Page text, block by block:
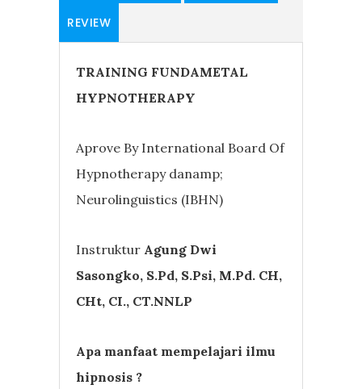
REVIEW
TRAINING FUNDAMETAL
HYPNOTHERAPY
Aprove By International Board Of
Hypnotherapy danamp;
Neurolinguistics (IBHN)
Instruktur Agung Dwi
Sasongko, S.Pd, S.Psi, M.Pd. CH,
CHt, CI., CT.NNLP
Apa manfaat mempelajari ilmu
hipnosis ?